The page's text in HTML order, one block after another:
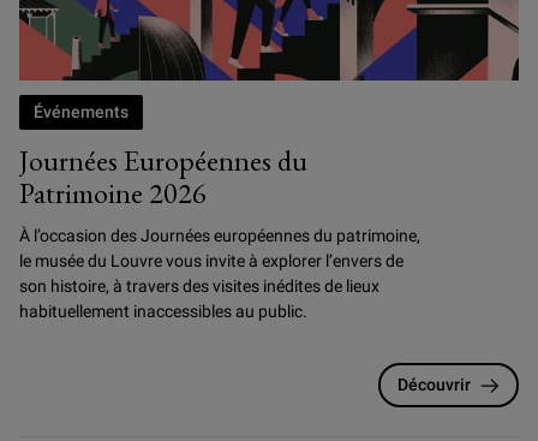
Journées Européennes du
Patrimoine 2026
Événements
À l’occasion des Journées européennes du patrimoine,
le musée du Louvre vous invite à explorer l’envers de
son histoire, à travers des visites inédites de lieux
habituellement inaccessibles au public.
Découvrir